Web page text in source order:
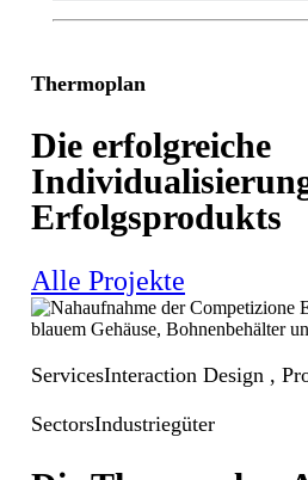
Thermoplan
Die erfolgreiche
Erfolgsprodukts
Alle Projekte
ServicesInteraction Design ,
SectorsIndustriegüter